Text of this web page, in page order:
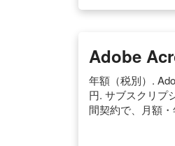
Adobe
年額（税別）.
円. サブスクリプ
間契約で、月額